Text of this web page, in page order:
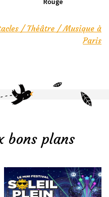
/ Théâtre / Musique à
Paris
bons plans